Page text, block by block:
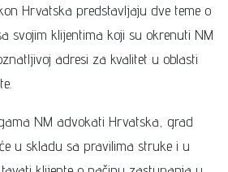
Hrvatska predstavljaju dve teme o
svojim klijentima koji su okrenuti NM
adresi za kvalitet u oblasti
NM advokati Hrvatska, grad
u skladu sa pravilima struke i u